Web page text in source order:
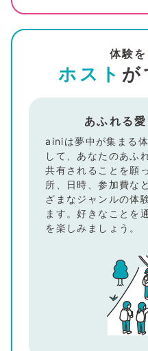
体験
ホスト が
あふれる
ainiは夢中が集まる
して、あなたのあふ
共有されることを願
所、日時、参加費な
ざまなジャンルの体
ます。好きなことを
を楽しみましょう。